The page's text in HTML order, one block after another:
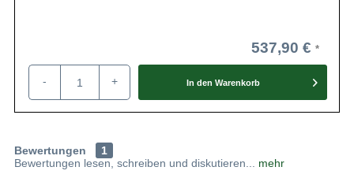
537,90 €
- + In den Warenkorb
Bewertungen
1
Bewertungen lesen, schreiben und diskutieren... mehr